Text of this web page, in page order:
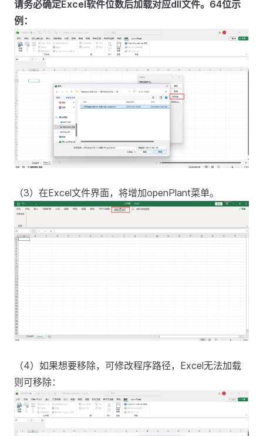
请务必确定Excel软件位数后加载对应dll文件。64位示
例：
（3）在Excel文件界面，将增加openPlant菜单。
（4）如果想要移除，可修改程序路径，Excel无法加载
则可移除：